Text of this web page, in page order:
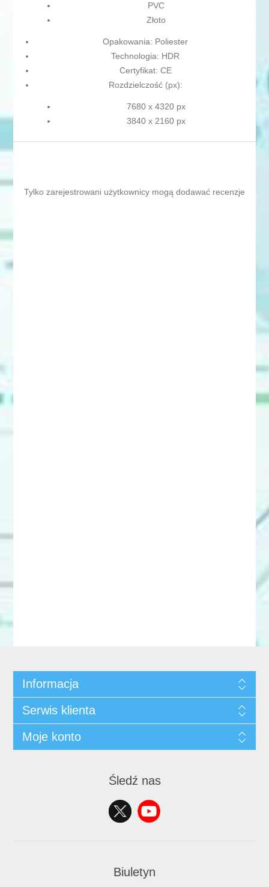
PVC
Złoto
Opakowania: Poliester
Technologia: HDR
Certyfikat: CE
Rozdzielczość (px):
7680 x 4320 px
3840 x 2160 px
Tylko zarejestrowani użytkownicy mogą dodawać recenzje
Informacja
Serwis klienta
Moje konto
Śledź nas
Biuletyn